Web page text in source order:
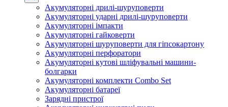
Акумуляторні дрилі-шуруповерти
Акумуляторні ударні дрилі-шуруповерти
Акумуляторні імпакти
Акумуляторні гайковерти
Акумуляторні шуруповерти для гіпсокартону
Акумуляторні перфоратори
Акумуляторні кутові шліфувальні машини-
болгарки
Акумуляторні комплекти Combo Set
Акумуляторні батареї
Зарядні пристрої